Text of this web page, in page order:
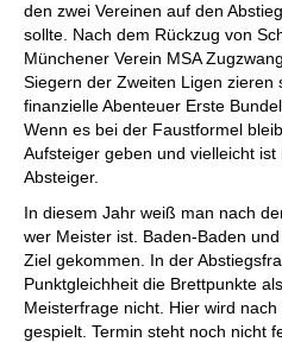
den zwei Vereinen auf den
sollte. Nach dem Rückzug von
Münchener Verein MSA
Siegern der Zweiten Ligen zieren
finanzielle Abenteuer Erste
Wenn es bei der Faustformel
Aufsteiger geben und vielleicht
Absteiger.
In diesem Jahr weiß man nach
wer Meister ist. Baden-Baden
Ziel gekommen. In der
Punktgleichheit die Brettpunkte
Meisterfrage nicht. Hier wird
gespielt. Termin steht noch nicht